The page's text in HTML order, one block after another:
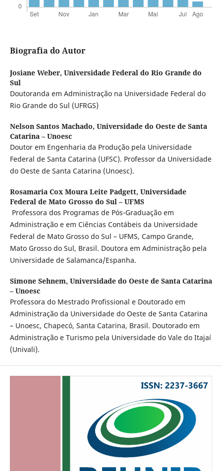
Biografia do Autor
Josiane Weber, Universidade Federal do Rio Grande do
Sul
Doutoranda em Administração na Universidade Federal do
Rio Grande do Sul (UFRGS)
Nelson Santos Machado, Universidade do Oeste de Santa
Catarina – Unoesc
Doutor em Engenharia da Produção pela Universidade
Federal de Santa Catarina (UFSC). Professor da Universidade
do Oeste de Santa Catarina (Unoesc).
Rosamaria Cox Moura Leite Padgett, Universidade
Federal de Mato Grosso do Sul – UFMS
Professora dos Programas de Pós-Graduação em
Administração e em Ciências Contábeis da Universidade
Federal de Mato Grosso do Sul – UFMS, Campo Grande,
Mato Grosso do Sul, Brasil. Doutora em Administração pela
Universidade de Salamanca/Espanha.
Simone Sehnem, Universidade do Oeste de Santa Catarina
– Unoesc
Professora do Mestrado Profissional e Doutorado em
Administração da Universidade do Oeste de Santa Catarina
– Unoesc, Chapecó, Santa Catarina, Brasil. Doutorado em
Administração e Turismo pela Universidade do Vale do Itajaí
(Univali).